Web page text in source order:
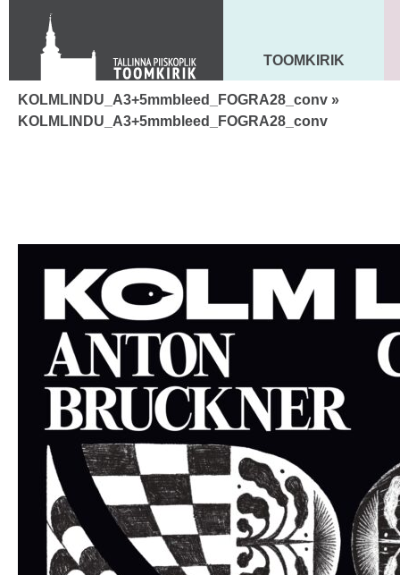
KONTAKT
Toom-Kooli 6, 10130 TALLINN
tallinna.toom@eelk.ee
MAARJA KIRIK
TOOMKIRIK
KOLMLINDU_A3+5mmbleed_FOGRA28_conv »
KOLMLINDU_A3+5mmbleed_FOGRA28_conv